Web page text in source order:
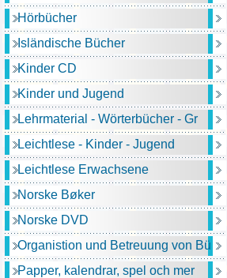
Hörbücher
Isländische Bücher
Kinder CD
Kinder und Jugend
Lehrmaterial - Wörterbücher - Gr
Leichtlese - Kinder - Jugend
Leichtlese Erwachsene
Norske Bøker
Norske DVD
Organistion und Betreuung von Bü
Papper, kalendrar, spel och mer